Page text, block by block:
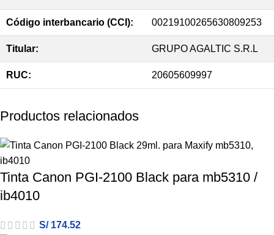
Código interbancario (CCI): 00219100265630809253
Titular: GRUPO AGALTIC S.R.L
RUC: 20605609997
Productos relacionados
Tinta Canon PGI-2100 Black para mb5310 /
ib4010
S/174.52